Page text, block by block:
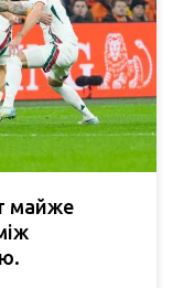
майже